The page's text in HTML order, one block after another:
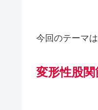
今回のテーマは
変形性股